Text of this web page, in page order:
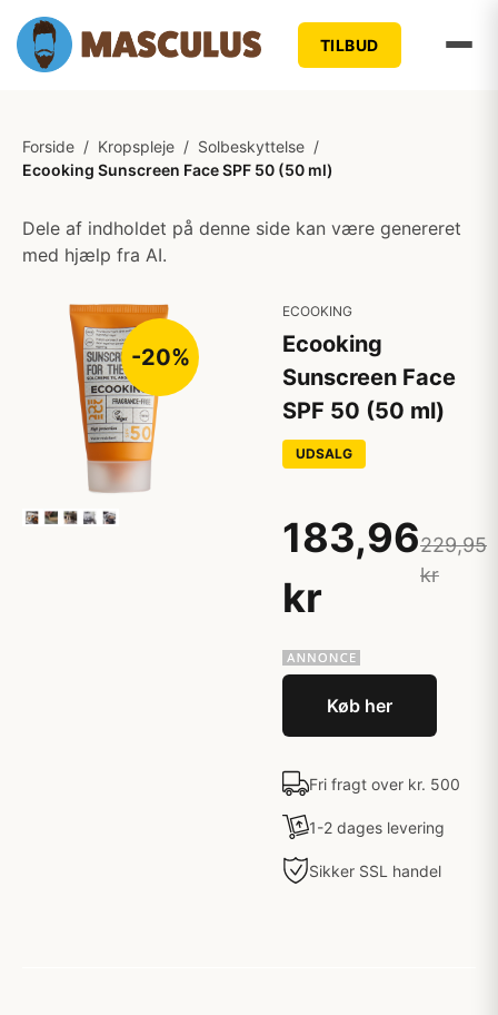
TILBUD
Forside / Kropspleje / Solbeskyttelse /
Ecooking Sunscreen Face SPF 50 (50 ml)
Dele af indholdet på denne side kan være genereret
med hjælp fra AI.
-20%
ECOOKING
Ecooking
Sunscreen Face
SPF 50 (50 ml)
UDSALG
183,96
kr
229,95
kr
Køb her
Fri fragt over kr. 500
1-2 dages levering
Sikker SSL handel